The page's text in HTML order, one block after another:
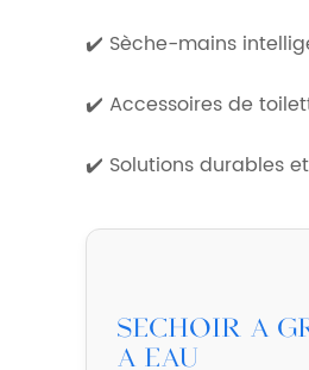
✔️ Sèche-mains
✔️ Accessoires de
✔️ Solutions durables
Séchoir à
à eau